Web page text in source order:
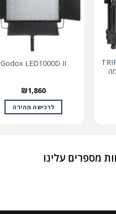
Godox LED1000D II
₪1,860
לרכישה מהירה
מספרים עלינו